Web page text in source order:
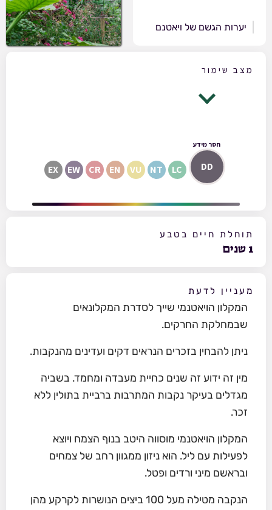
יערות הגשם של ויאטנם
מצב שימור
חסר מידע
DD
LC
NT
VU
EN
CR
EW
EX
תוחלת חיים בטבע
1 שנים
מעניין לדעת
המקלון הויאטנמי שייך לסדרת המקלונאים
שבמחלקת החרקים.
ניתן להבחין בזכרים הנראים דקים ועדינים מהנקבות.
מין זה ידוע זה שנים כחיית מעבדה ומחמד. בשביה
מגדלים בעיקר נקבות המתרבות ברביית בתולין ללא
זכר.
המקלון הויאטנמי מוסווה היטב בנוף הצמח ויוצא
לפעילות עם ליל. הוא ניזון ממגוון רחב של צמחים
ובראשם מיני ורדים ופטל.
הנקבה מטילה מעל 100 ביצים הנושרות לקרקע מהן